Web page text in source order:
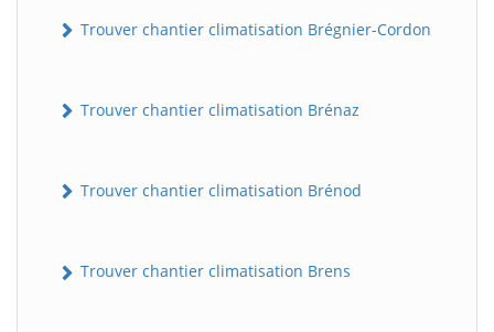
Trouver chantier climatisation Brégnier-Cordon
Trouver chantier climatisation Brénaz
Trouver chantier climatisation Brénod
Trouver chantier climatisation Brens